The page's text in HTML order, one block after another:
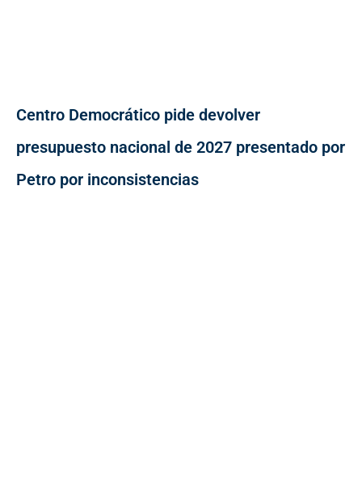
Centro Democrático pide devolver
presupuesto nacional de 2027 presentado por
Petro por inconsistencias